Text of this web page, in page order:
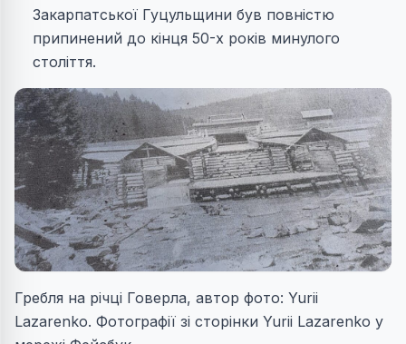
Закарпатської Гуцульщини був повністю
припинений до кінця 50-х років минулого
століття.
Гребля на річці Говерла, автор фото: Yurii
Lazarenko. Фотографії зі сторінки Yurii Lazarenko у